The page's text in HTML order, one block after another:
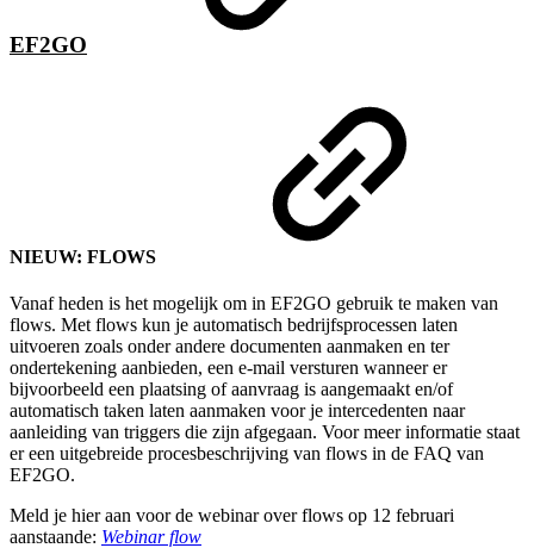
EF2GO
NIEUW: FLOWS
Vanaf heden is het mogelijk om in EF2GO gebruik te maken van
flows. Met flows kun je automatisch bedrijfsprocessen laten
uitvoeren zoals onder andere documenten aanmaken en ter
ondertekening aanbieden, een e-mail versturen wanneer er
bijvoorbeeld een plaatsing of aanvraag is aangemaakt en/of
automatisch taken laten aanmaken voor je intercedenten naar
aanleiding van triggers die zijn afgegaan. Voor meer informatie staat
er een uitgebreide procesbeschrijving van flows in de FAQ van
EF2GO.
Meld je hier aan voor de webinar over flows op 12 februari
aanstaande: Webinar flow